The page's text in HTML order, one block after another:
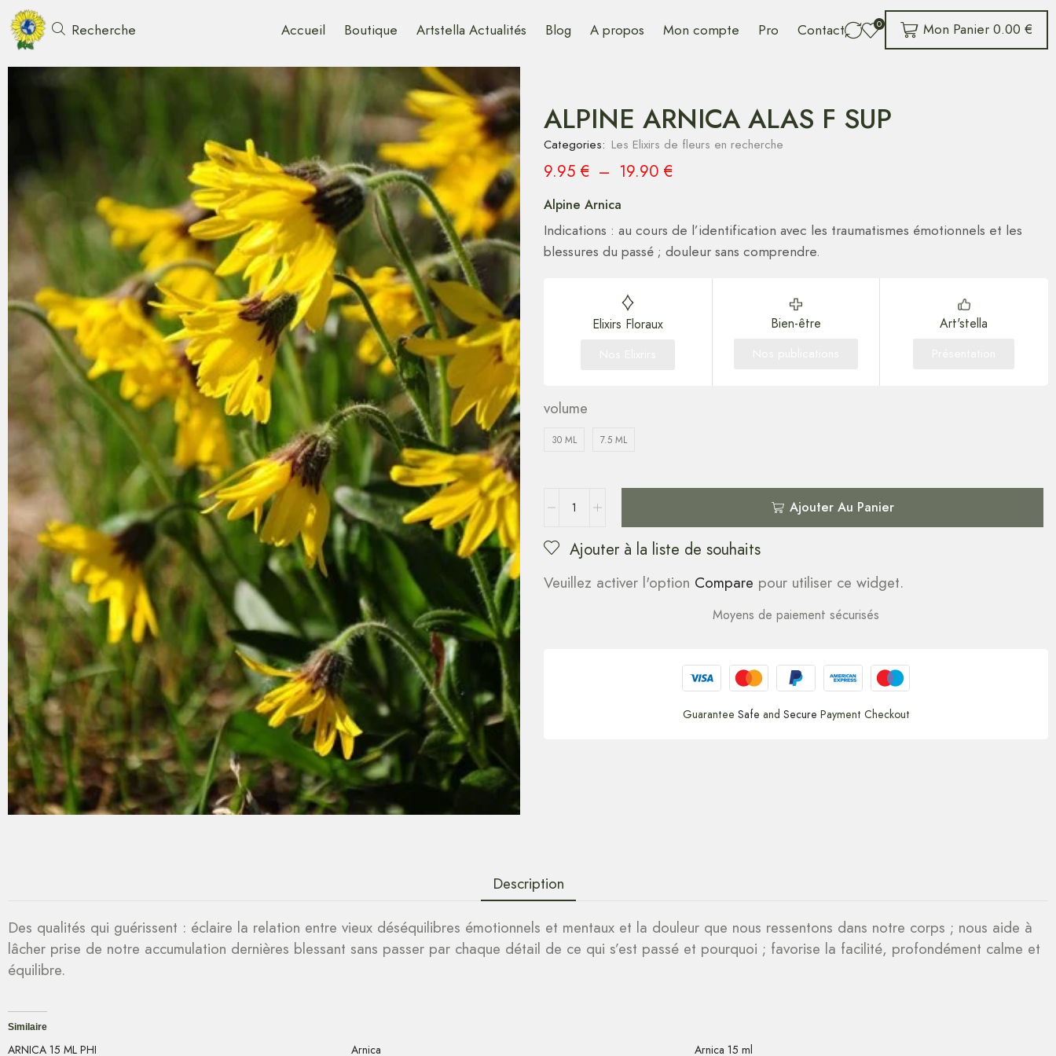
Recherche Accueil Boutique Artstella Actualités Blog A propos Mon compte Pro Contact 0 Mon Panier 0.00 €
ALPINE ARNICA ALAS F SUP
Categories: Les Elixirs de fleurs en recherche
9.95 € – 19.90 €
Alpine Arnica
Indications : au cours de l’identification avec les traumatismes émotionnels et les
blessures du passé ; douleur sans comprendre.
Elixirs Floraux Bien-être Art'stella
volume
30 ML 7.5 ML
Ajouter Au Panier
Ajouter à la liste de souhaits
Veuillez activer l'option Compare pour utiliser ce widget.
Moyens de paiement sécurisés
Guarantee Safe and Secure Payment Checkout
Description
Des qualités qui guérissent : éclaire la relation entre vieux déséquilibres émotionnels et mentaux et la douleur que nous ressentons dans notre corps ; nous aide à
lâcher prise de notre accumulation dernières blessant sans passer par chaque détail de ce qui s’est passé et pourquoi ; favorise la facilité, profondément calme et
équilibre.
Similaire
ARNICA 15 ML PHI
Arnica
Arnica 15 ml